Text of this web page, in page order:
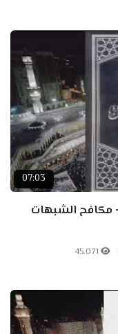
07:03
- مكافح الشبهات
45.071